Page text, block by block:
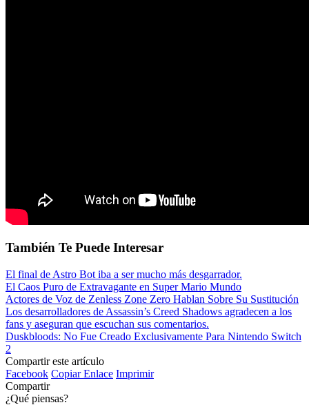
También Te Puede Interesar
El final de Astro Bot iba a ser mucho más desgarrador.
El Caos Puro de Extravagante en Super Mario Mundo
Actores de Voz de Zenless Zone Zero Hablan Sobre Su Sustitución
Los desarrolladores de Assassin’s Creed Shadows agradecen a los
fans y aseguran que escuchan sus comentarios.
Duskbloods: No Fue Creado Exclusivamente Para Nintendo Switch
2
Compartir este artículo
Facebook Copiar Enlace Imprimir
Compartir
¿Qué piensas?